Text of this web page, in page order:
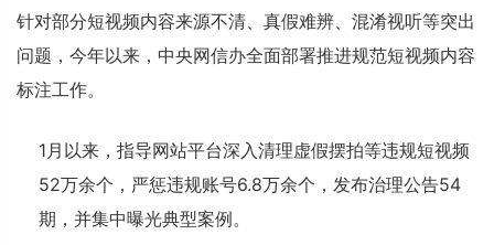
针对部分短视频内容来源不清、真假难辨、混淆视听等突出
问题，今年以来，中央网信办全面部署推进规范短视频内容
标注工作。
1月以来，指导网站平台深入清理虚假摆拍等违规短视频
52万余个，严惩违规账号6.8万余个，发布治理公告54
期，并集中曝光典型案例。